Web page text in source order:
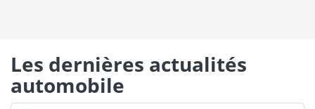
Les dernières actualités
automobile